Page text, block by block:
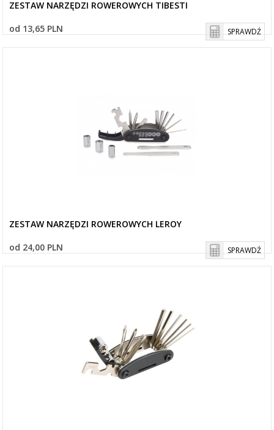
ZESTAW NARZĘDZI ROWEROWYCH TIBESTI
od 13,65 PLN
SPRAWDŹ
ZESTAW NARZĘDZI ROWEROWYCH LEROY
od 24,00 PLN
SPRAWDŹ